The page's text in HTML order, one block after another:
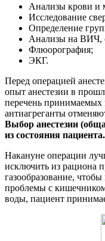
Анализы крови и
Исследование
Определение
Анализы на ВИЧ,
Флюорография;
ЭКГ.
Перед операцией
опыт анестезии в
перечень принимаемых
антиагреганты
Выбор анестезии
из состояния пациента.
Накануне операции
исключить из рациона
газообразование,
проблемы с
воды, пациент